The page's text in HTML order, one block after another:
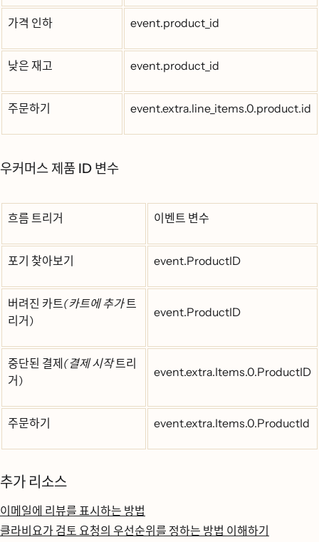
가격 인하 event.product_id
낮은 재고 event.product_id
주문하기 event.extra.line_items.0.product.id
우커머스 제품 ID 변수
흐름 트리거 이벤트 변수
포기 찾아보기 event.ProductID
버려진 카트(카트에 추가트
리거)
event.ProductID
중단된 결제 (결제 시작트리
거)
event.extra.Items.0.ProductID
주문하기 event.extra.Items.0.ProductId
추가 리소스
이메일에 리뷰를 표시하는 방법
클라비요가 검토 요청의 우선순위를 정하는 방법 이해하기